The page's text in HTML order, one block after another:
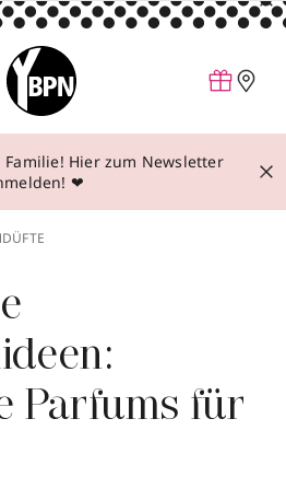
Familie! Hier zum Newsletter
❤
Parfums für